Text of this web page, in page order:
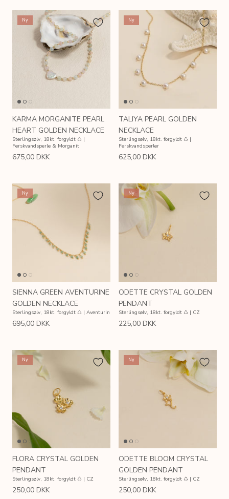
Ny
KARMA MORGANITE PEARL
HEART GOLDEN NECKLACE
Sterlingsølv, 18kt. forgyldt ♺ |
Ferskvandsperle & Morganit
675,00 DKK
Ny
TALIYA PEARL GOLDEN
NECKLACE
Sterlingsølv, 18kt. forgyldt ♺ |
Ferskvandsperler
625,00 DKK
Ny
SIENNA GREEN AVENTURINE
GOLDEN NECKLACE
Sterlingsølv, 18kt. forgyldt ♺ | Aventurin
695,00 DKK
Ny
ODETTE CRYSTAL GOLDEN
PENDANT
Sterlingsølv, 18kt. forgyldt ♺ | CZ
225,00 DKK
Ny
FLORA CRYSTAL GOLDEN
PENDANT
Sterlingsølv, 18kt. forgyldt ♺ | CZ
250,00 DKK
Ny
ODETTE BLOOM CRYSTAL
GOLDEN PENDANT
Sterlingsølv, 18kt. forgyldt ♺ | CZ
250,00 DKK